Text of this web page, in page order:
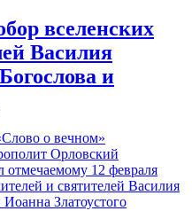
вселенских
Василия
и
о вечном»
Орловский
12 февраля
и святителей Василия
Златоустого